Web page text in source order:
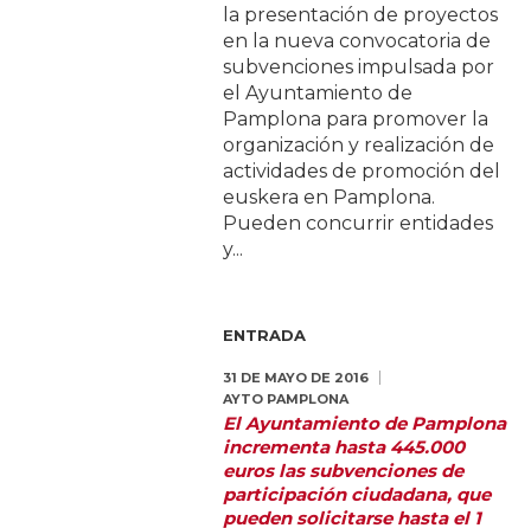
la presentación de proyectos
en la nueva convocatoria de
subvenciones impulsada por
el Ayuntamiento de
Pamplona para promover la
organización y realización de
actividades de promoción del
euskera en Pamplona.
Pueden concurrir entidades
y...
ENTRADA
31 DE MAYO DE 2016
AYTO PAMPLONA
El Ayuntamiento de Pamplona
incrementa hasta 445.000
euros las subvenciones de
participación ciudadana, que
pueden solicitarse hasta el 1